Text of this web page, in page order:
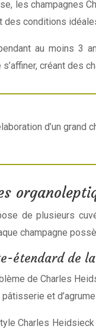
les champagnes
conditions
au moins 3
créant des
d’un
de plusieurs
champagne
étendard de
de Charles
et
Charles